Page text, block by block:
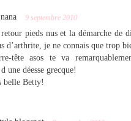
9 septembre 2010
pieds nus et la démarche de
d’arthrite, je ne connais que trop
tête asos te va
une déesse grecque!
belle Betty!